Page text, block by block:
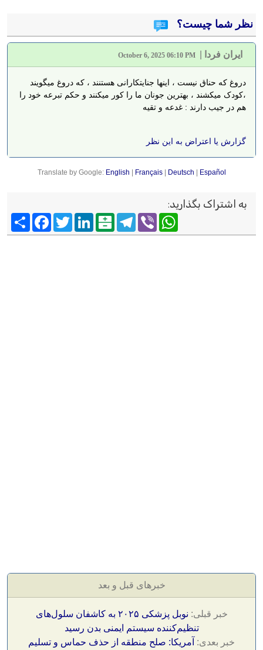
نظر شما چیست؟
ایران فردا October 6, 2025 06:10 PM
دروغ که حناق نیست ، اینها جنایتکارانی هستنند ، که دروغ میگویند
،کودک میکشند ، بهترین جونان ما را کور میکنند و حکم تبرعه خود را
هم در جیب دارند : غدعه و تقیه
گزارش یا اعتراض به این نظر
Translate by Google: English | Français| Deutsch | Español
به اشتراک بگذارید:
FacebookTwitter
LinkedInBalatarin
TelegramViber
WhatsApp
خبرهای قبل و بعد
خبر قبلی:
نوبل پزشکی ۲۰۲۵ به کاشفان سلول‌های
تنظیم‌کننده سیستم ایمنی بدن رسید
خبر بعدی: آمریکا: صلح منطقه از حذف حماس و تسلیم